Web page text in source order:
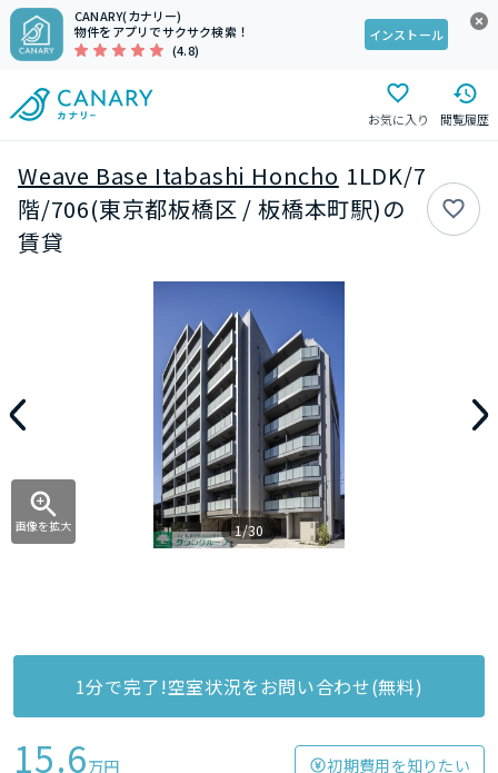
CANARY(カナリー)
物件をアプリでサクサク検索！
(4.8)
インストール
お気に入り 閲覧履歴
Weave Base Itabashi Honcho 1LDK/7
階/706(東京都板橋区 / 板橋本町駅)の
賃貸
画像を拡大 1/30
1分で完了!空室状況をお問い合わせ(無料)
15.6万円
初期費用を知りたい